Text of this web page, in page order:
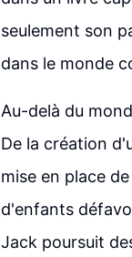
seulement son
dans le monde
Au-delà du
De la création
mise en place
d'enfants
Jack poursuit